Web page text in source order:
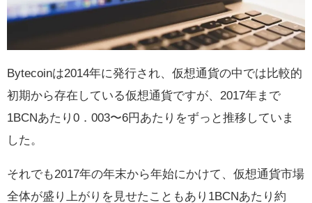
Bytecoinは2014年に発行され、仮想通貨の中では比較的
初期から存在している仮想通貨ですが、2017年まで
1BCNあたり0．003〜6円あたりをずっと推移していま
した。
それでも2017年の年末から年始にかけて、仮想通貨市場
全体が盛り上がりを見せたこともあり1BCNあたり約